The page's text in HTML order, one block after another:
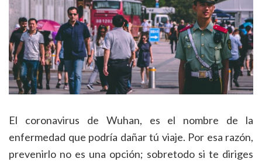
El coronavirus de Wuhan, es el nombre de la
enfermedad que podría dañar tú viaje. Por esa razón,
prevenirlo no es una opción; sobretodo si te diriges